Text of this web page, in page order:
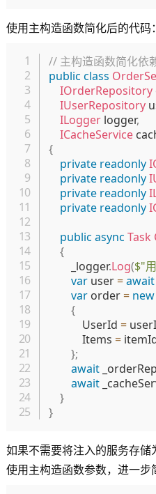
使用主构造函数简化后的代码：
// 主构造函数简化依
public class
IOrderRepository
IUserRepository
ILogger logger,
ICacheService
{
private readonly
private readonly
private readonly
private readonly
public async Task
{
        _logger
.Log($"
var user =await
var order = new
{
            UserId
=
            Items
=
};
await
await
}
}
如果不需要将注入的服务存
使用主构造函数参数，进一步